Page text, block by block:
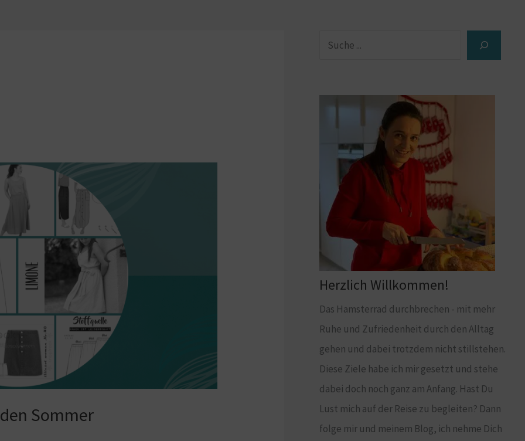
Sommer
Herzlich Willkommen!
Das Hamsterrad durchbrechen - mit mehr
Ruhe und Zufriedenheit durch den Alltag
gehen und dabei trotzdem nicht stillstehen.
Diese Ziele habe ich mir gesetzt und stehe
dabei doch noch ganz am Anfang. Hast Du
Lust mich auf der Reise zu begleiten? Dann
folge mir und meinem Blog, ich nehme Dich